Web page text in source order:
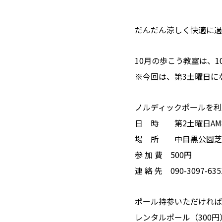
だんだん涼しく快適に
10月の歩こう教室は、
※今回は、第3土曜日に
ノルディックポールを
日 時 第2土曜日
場 所 中目黒公園芝
参 加 費 500円
連 絡 先 090-3097-
ポール持参いただけれ
レンタルポール（300